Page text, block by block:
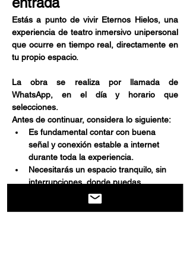
Estás a punto de vivir Eternos Hielos, una
experiencia de teatro inmersivo unipersonal
que ocurre en tiempo real, directamente en
tu propio espacio.
La obra se realiza por llamada de
WhatsApp, en el día y horario que
selecciones.
Antes de continuar, considera lo siguiente:
Es fundamental contar con buena
señal y conexión estable a internet
durante toda la experiencia.
Necesitarás un espacio tranquilo, sin
interrupciones, donde puedas
escuchar y participar activamente.